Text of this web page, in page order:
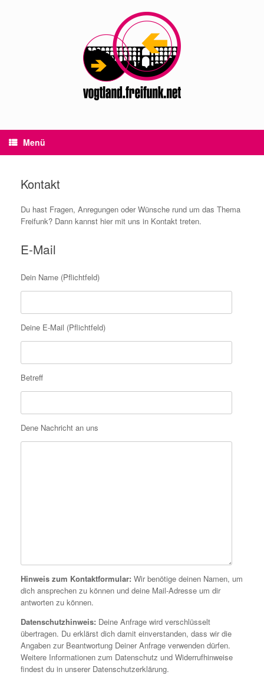
Menü
Kontakt
Du hast Fragen, Anregungen oder Wünsche rund um das Thema
Freifunk? Dann kannst hier mit uns in Kontakt treten.
E-Mail
Dein Name (Pflichtfeld)
Deine E-Mail (Pflichtfeld)
Betreff
Dene Nachricht an uns
Hinweis zum Kontaktformular: Wir benötige deinen Namen, um
dich ansprechen zu können und deine Mail-Adresse um dir
antworten zu können.
Datenschutzhinweis: Deine Anfrage wird verschlüsselt
übertragen. Du erklärst dich damit einverstanden, dass wir die
Angaben zur Beantwortung Deiner Anfrage verwenden dürfen.
Weitere Informationen zum Datenschutz und Widerrufhinweise
findest du in unserer Datenschutzerklärung.